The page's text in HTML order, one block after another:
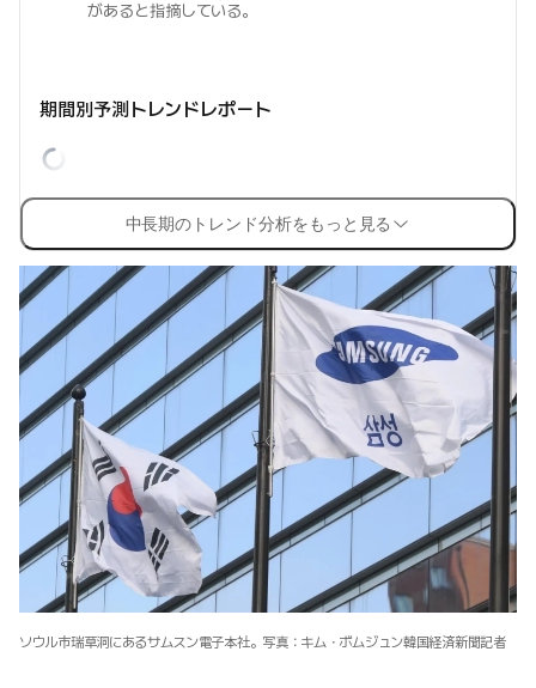
があると指摘している。
期間別予測トレンドレポート
中長期のトレンド分析をもっと見る
ソウル市瑞草洞にあるサムスン電子本社。写真：キム・ボムジュン韓国経済新聞記者